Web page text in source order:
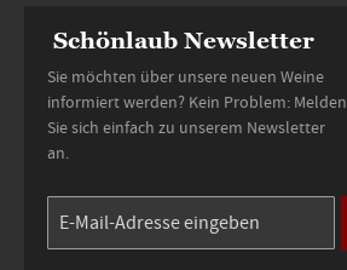
Schönlaub Newsletter
Sie möchten über unsere neuen Weine
informiert werden? Kein Problem: Melden
Sie sich einfach zu unserem Newsletter
an.